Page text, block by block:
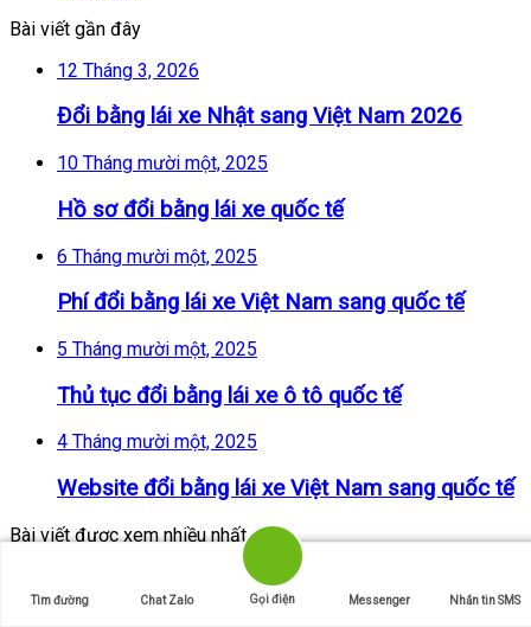
Bài viết gần đây
12 Tháng 3, 2026
Đổi bằng lái xe Nhật sang Việt Nam 2026
10 Tháng mười một, 2025
Hồ sơ đổi bằng lái xe quốc tế
6 Tháng mười một, 2025
Phí đổi bằng lái xe Việt Nam sang quốc tế
5 Tháng mười một, 2025
Thủ tục đổi bằng lái xe ô tô quốc tế
4 Tháng mười một, 2025
Website đổi bằng lái xe Việt Nam sang quốc tế
Bài viết được xem nhiều nhất
Tìm đường Chat Zalo Gọi điện Messenger Nhắn tin SMS